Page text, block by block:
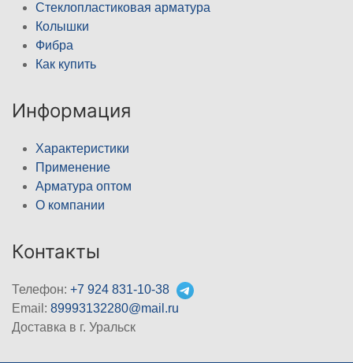
Стеклопластиковая арматура
Колышки
Фибра
Как купить
Информация
Характеристики
Применение
Арматура оптом
О компании
Контакты
Телефон: +7 924 831-10-38
Email: 89993132280@mail.ru
Доставка в г. Уральск